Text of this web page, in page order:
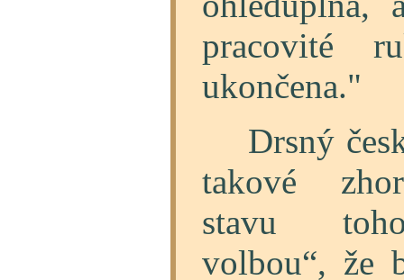
pracovité
ukončena."
Drsný
takové
stavu
volbou“, že